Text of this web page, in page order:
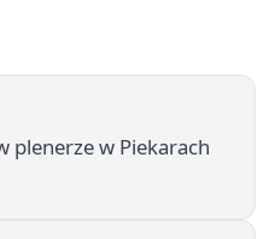
plenerze w Piekarach